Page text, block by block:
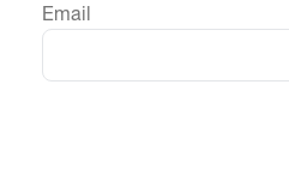
Email